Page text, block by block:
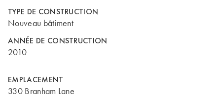
TYPE DE CONSTRUCTION
Nouveau bâtiment
ANNÉE DE CONSTRUCTION
2010
EMPLACEMENT
330 Branham Lane